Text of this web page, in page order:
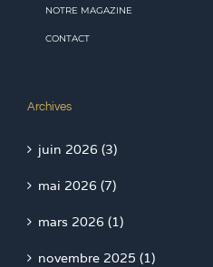
NOTRE MAGAZINE
CONTACT
Archives
juin 2026 (3)
mai 2026 (7)
mars 2026 (1)
novembre 2025 (1)